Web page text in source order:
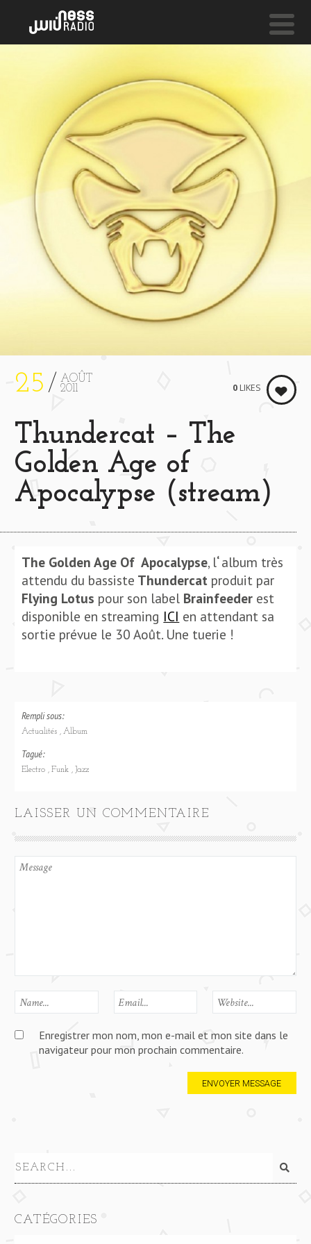
THE OFFERING
Mark De Clive-Lowe
25
AOÛT
2011
Thundercat – The
Golden Age of
Apocalypse (stream)
0 LIKES
The Golden Age Of Apocalypse, l‘album très
attendu du bassiste Thundercat produit par
Flying Lotus pour son label Brainfeeder est
disponible en streaming ICI en attendant sa
sortie prévue le 30 Août. Une tuerie !
Rempli sous:
Actualités Album
Tagué:
Electro Funk Jazz
LAISSER UN COMMENTAIRE
Enregistrer mon nom, mon e-mail et mon site dans le
navigateur pour mon prochain commentaire.
CATÉGORIES